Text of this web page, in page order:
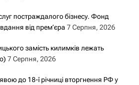
постраждалого бізнесу. Фонд
від прем’єра 7 Серпня, 2026
замість килимків лежать
7 Серпня, 2026
до 18-ї річниці вторгнення РФ у